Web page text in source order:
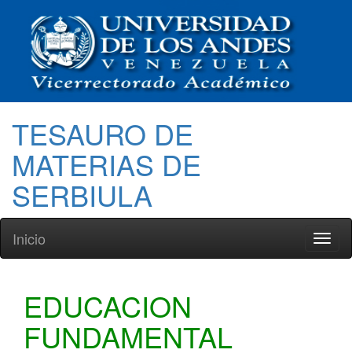
TESAURO DE
MATERIAS DE
SERBIULA
Inicio
EDUCACION
FUNDAMENTAL